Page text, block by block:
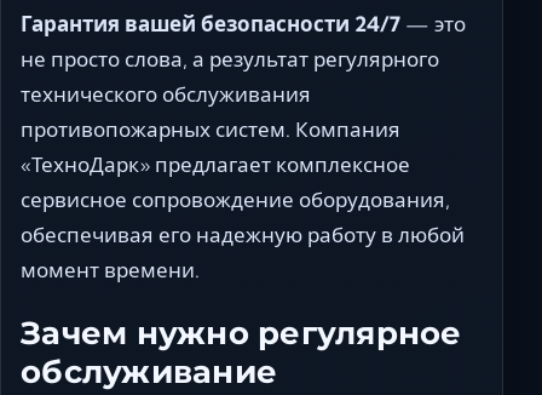
Гарантия вашей безопасности 24/7 — это
не просто слова, а результат регулярного
технического обслуживания
противопожарных систем. Компания
«ТехноДарк» предлагает комплексное
сервисное сопровождение оборудования,
обеспечивая его надежную работу в любой
момент времени.
Зачем нужно регулярное
обслуживание